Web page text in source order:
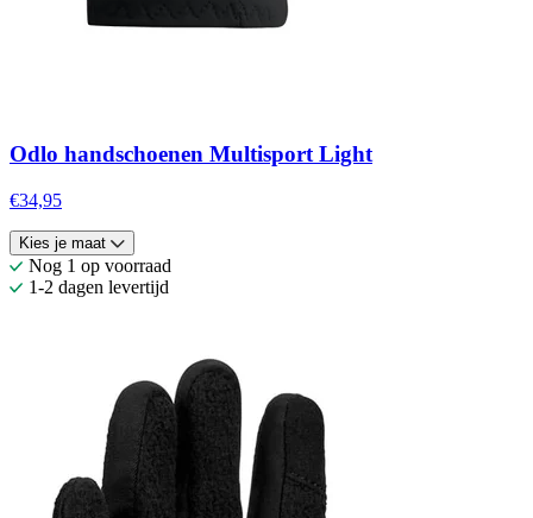
Odlo handschoenen Multisport Light
€34,95
Kies je maat
Nog 1 op voorraad
1-2 dagen levertijd